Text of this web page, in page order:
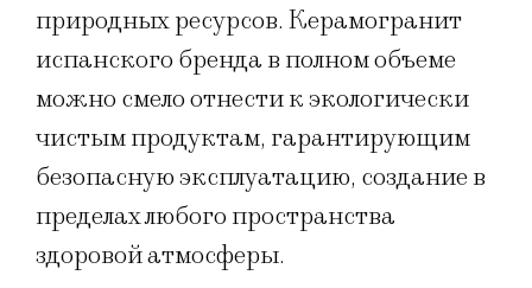
природных ресурсов. Керамогранит
испанского бренда в полном объеме
можно смело отнести к экологически
чистым продуктам, гарантирующим
безопасную эксплуатацию, создание в
пределах любого пространства
здоровой атмосферы.